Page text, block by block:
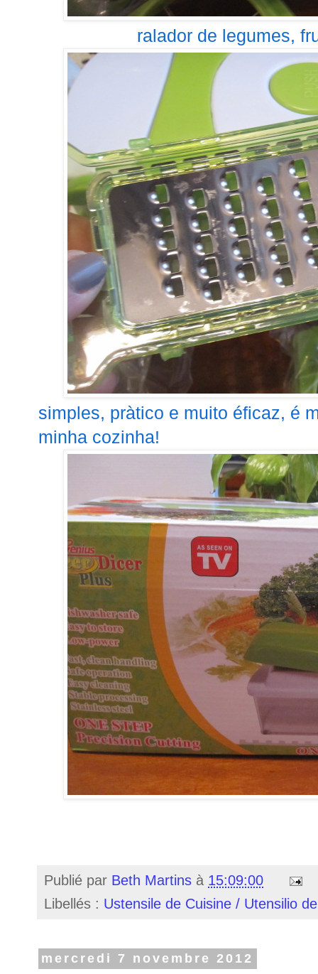
ralador de legumes,
simples, pràtico e muito éficaz, é
minha cozinha!
Publié par Beth Martins à 15:09:00
Libellés : Ustensile de Cuisine / Utensilio
mercredi 7 novembre 2012